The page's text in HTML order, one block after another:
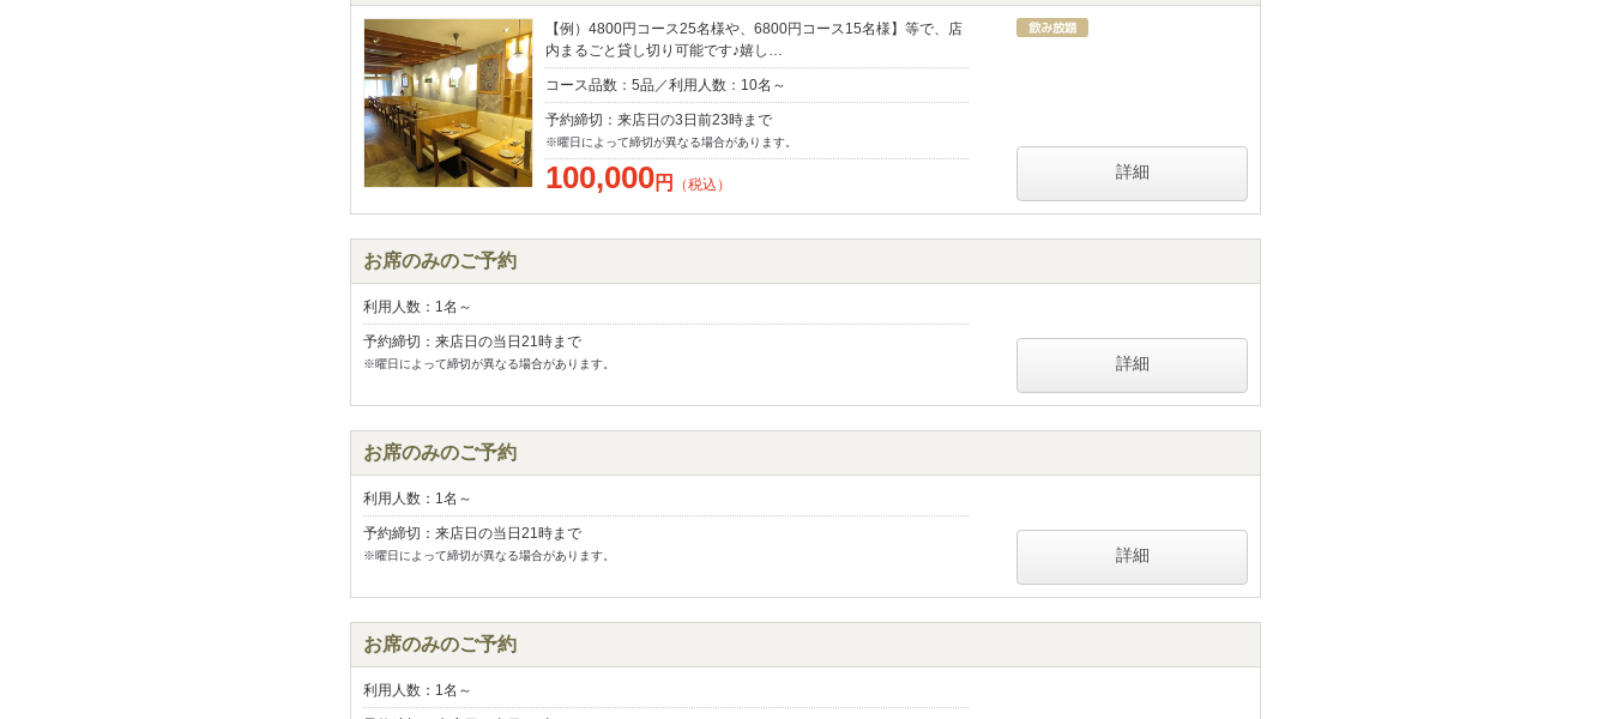
【例）4800円コース25名様や、6800円コース15名様】等で、店
内まるごと貸し切り可能です♪嬉し…
コース品数：5品／利用人数：10名～
予約締切：来店日の3日前23時まで
※曜日によって締切が異なる場合があります。
100,000円 （税込）
詳細
お席のみのご予約
利用人数：1名～
予約締切：来店日の当日21時まで
※曜日によって締切が異なる場合があります。 詳細
お席のみのご予約
利用人数：1名～
予約締切：来店日の当日21時まで
※曜日によって締切が異なる場合があります。 詳細
お席のみのご予約
利用人数：1名～